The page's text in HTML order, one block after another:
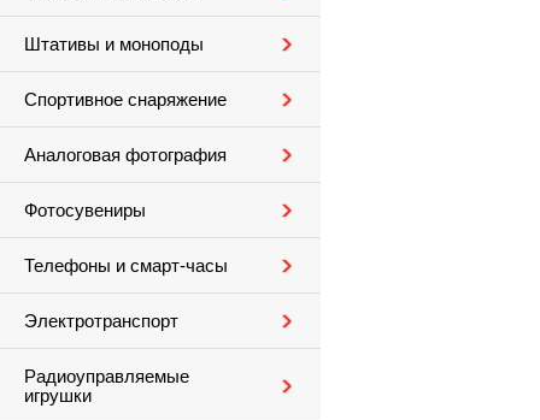
Штативы и моноподы
Спортивное снаряжение
Аналоговая фотография
Фотосувениры
Телефоны и смарт-часы
Электротранспорт
Радиоуправляемые
игрушки